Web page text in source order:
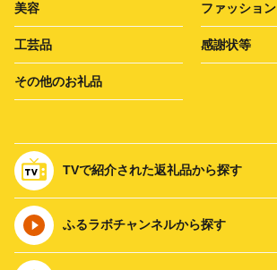
美容 ファッション
工芸品 感謝状等
その他のお礼品
TVで紹介された返礼品から探す
ふるラボチャンネルから探す